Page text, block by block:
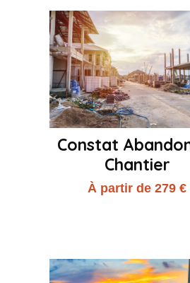
Constat
Chantier
À partir de 279 €